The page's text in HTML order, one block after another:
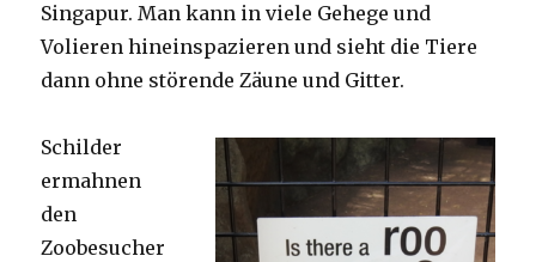
Singapur. Man kann in viele Gehege und
Volieren hineinspazieren und sieht die Tiere
dann ohne störende Zäune und Gitter.
Schilder
ermahnen
den
Zoobesucher